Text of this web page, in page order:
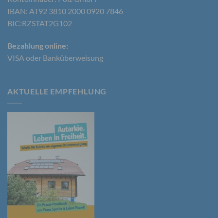
IBAN: AT92 3810 2000 0920 7846
BIC:RZSTAT2G102
Bezahlung online:
VISA oder Banküberweisung
AKTUELLE EMPFEHLUNG
Betroffene Person ist jede identifizierte oder
Verarbeitung Verantwortlichen verarbeitet werden.
Verarbeitung ist jeder mit oder ohne Hilfe
oder jede solche Vorgangsreihe im
Zusammenhang mit personenbezogenen Daten
wie das Erheben, das Erfassen, die Organisation,
das Ordnen, die Speicherung, die Anpassung oder
Veränderung, das Auslesen, das Abfragen, die
Verwendung, die Offenlegung durch Übermittlung,
Verbreitung oder eine andere Form der
Bereitstellung, den Abgleich oder die Verknüpfung,
die Einschränkung, das Löschen oder die
Vernichtung.